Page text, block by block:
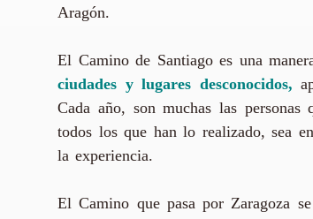
Aragón.
El Camino de Santiago es una
ciudades y lugares desconocidos,
Cada año, son muchas las personas
todos los que han lo realizado, sea
la experiencia.
El Camino que pasa por Zaragoza